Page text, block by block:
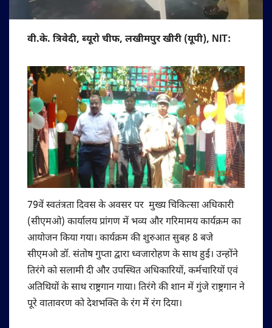
वी.के. त्रिवेदी, ब्यूरो चीफ, लखीमपुर खीरी (यूपी), NIT:
79वें स्वतंत्रता दिवस के अवसर पर मुख्य चिकित्सा अधिकारी
(सीएमओ) कार्यालय प्रांगण में भव्य और गरिमामय कार्यक्रम का
आयोजन किया गया। कार्यक्रम की शुरुआत सुबह 8 बजे
सीएमओ डॉ. संतोष गुप्ता द्वारा ध्वजारोहण के साथ हुई। उन्होंने
तिरंगे को सलामी दी और उपस्थित अधिकारियों, कर्मचारियों एवं
अतिथियों के साथ राष्ट्रगान गाया। तिरंगे की शान में गुंजे राष्ट्रगान ने
पूरे वातावरण को देशभक्ति के रंग में रंग दिया।